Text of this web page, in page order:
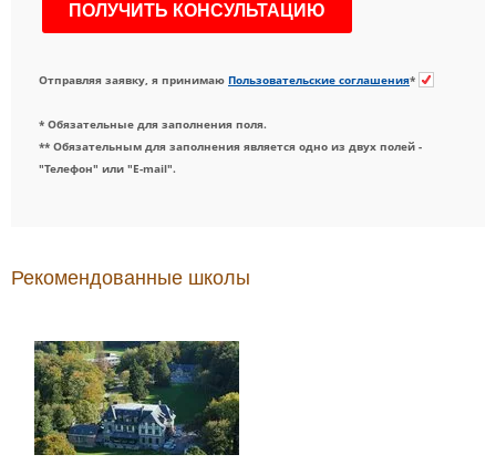
Отправляя заявку, я принимаю Пользовательские соглашения*
* Обязательные для заполнения поля.
** Обязательным для заполнения является одно из двух полей -
"Телефон" или "E-mail".
Рекомендованные школы